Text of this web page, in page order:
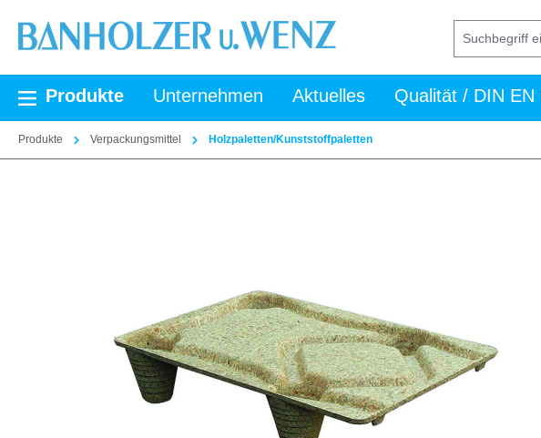
Zur Hauptnavigation springen
Produkte Unternehmen Aktuelles Qualität / DIN
Produkte Verpackungsmittel Holzpaletten/Kunststoffpaletten